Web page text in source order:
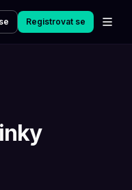
Registrovat se